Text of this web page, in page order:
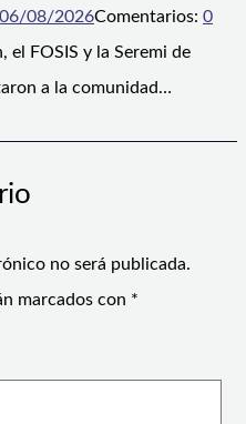
06/08/2026Comentarios: 0
el FOSIS y la Seremi de
a la comunidad…
no será publicada.
marcados con *